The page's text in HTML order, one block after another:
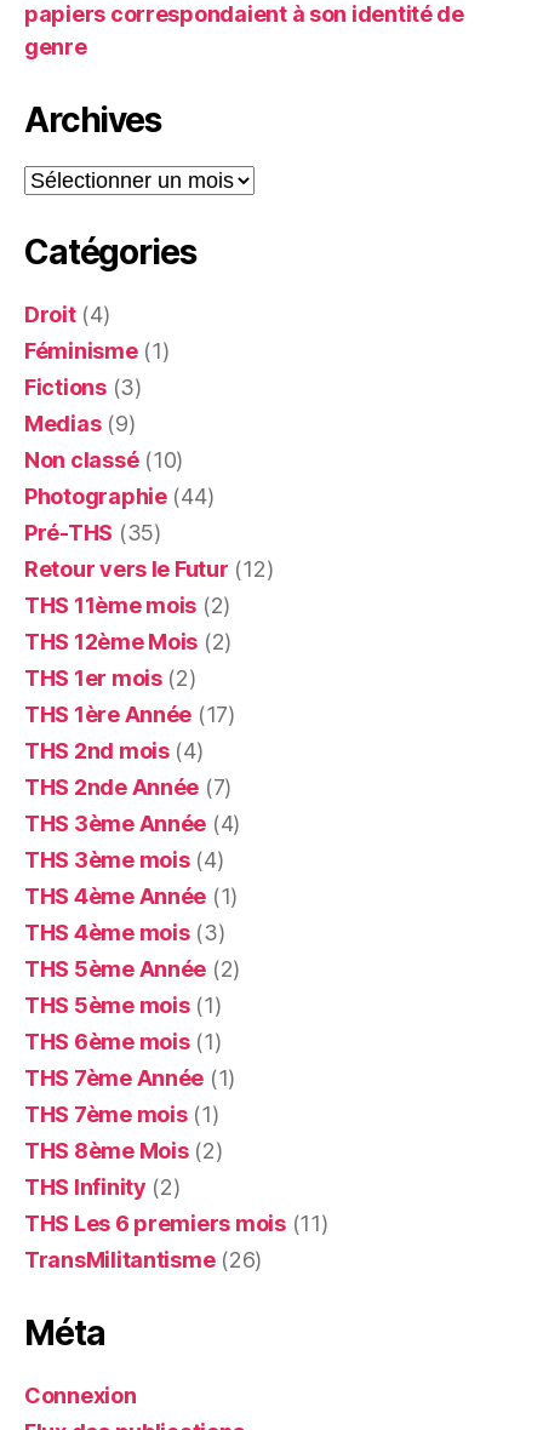
papiers correspondaient à son identité de
genre
Archives
Archives
Catégories
Droit(4)
Féminisme(1)
Fictions(3)
Medias(9)
Non classé(10)
Photographie(44)
Pré-THS (35)
Retour vers le Futur (12)
THS 11ème mois (2)
THS 12ème Mois (2)
THS 1er mois(2)
THS 1ère Année (17)
THS 2nd mois(4)
THS 2nde Année (7)
THS 3ème Année (4)
THS 3ème mois(4)
THS 4ème Année (1)
THS 4ème mois(3)
THS 5ème Année (2)
THS 5ème mois(1)
THS 6ème mois(1)
THS 7ème Année (1)
THS 7ème mois(1)
THS 8ème Mois(2)
THS Infinity (2)
THS Les 6 premiers mois(11)
TransMilitantisme(26)
Méta
Connexion